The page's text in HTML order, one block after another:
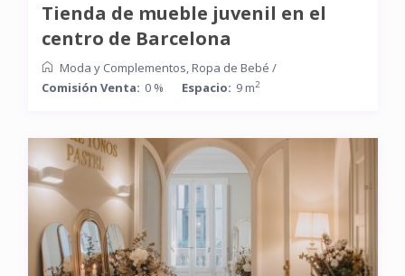
Tienda de mueble juvenil en el
centro de Barcelona
Moda y Complementos, Ropa de Bebé /
Comisión Venta: 0 % Espacio: 9 m2